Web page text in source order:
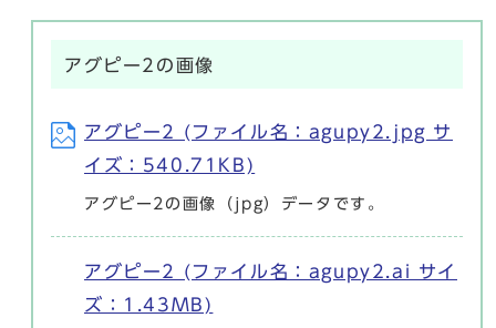
アグピー2の画像
アグピー2 (ファイル名：agupy2.jpg サ
イズ：540.71KB)
アグピー2の画像（jpg）データです。
アグピー2 (ファイル名：agupy2.ai サイ
ズ：1.43MB)